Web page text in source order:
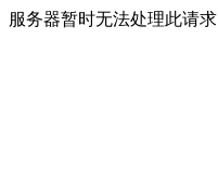
服务器暂时无法处理此请求